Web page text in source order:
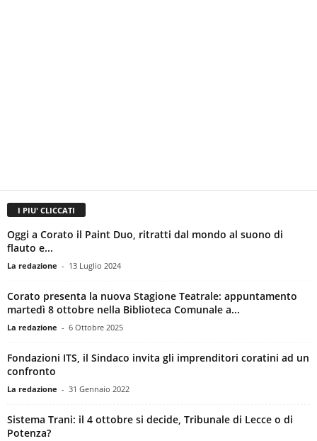
I PIU' CLICCATI
Oggi a Corato il Paint Duo, ritratti dal mondo al suono di
flauto e...
La redazione - 13 Luglio 2024
Corato presenta la nuova Stagione Teatrale: appuntamento
martedì 8 ottobre nella Biblioteca Comunale a...
La redazione - 6 Ottobre 2025
Fondazioni ITS, il Sindaco invita gli imprenditori coratini ad un
confronto
La redazione - 31 Gennaio 2022
Sistema Trani: il 4 ottobre si decide, Tribunale di Lecce o di
Potenza?